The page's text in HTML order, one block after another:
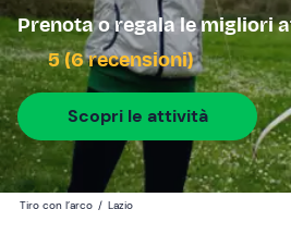
Prenota o regala le migliori
5 (6 recensioni)
Scopri le attività
Tiro con l’arco / Lazio